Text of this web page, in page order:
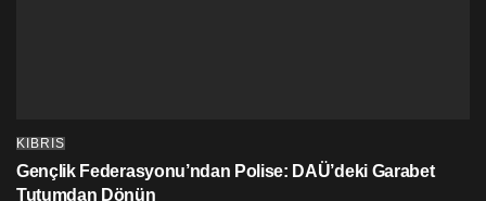
KIBRIS
Gençlik Federasyonu’ndan Polise: DAÜ’deki Garabet
Tutumdan Dönün